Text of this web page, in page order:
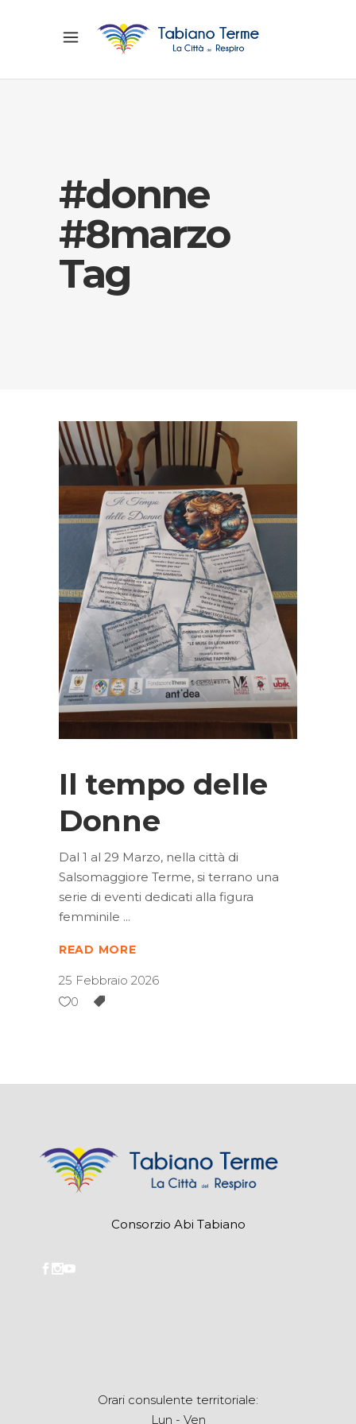
#donne
#8marzo
Tag
Il tempo delle
Donne
Dal 1 al 29 Marzo, nella città di
Salsomaggiore Terme, si terrano una
serie di eventi dedicati alla figura
femminile
READ MORE
25 Febbraio 2026
0
Consorzio Abi Tabiano
Orari consulente territoriale:
Lun - Ven